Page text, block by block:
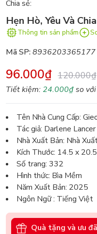
Chia sẻ:
Hẹn Hò, Yêu Và
Thông tin sản phẩm
Mã SP:8936203365177
96.000₫ 120.000₫
Tiết kiệm: 24.000₫so
Tên Nhà Cung Cấp:
Tác giả: Darlene Lancer
Nhà Xuất Bản: Nhà
Kích Thước: 14.5 x
Số trang: 332
Hình thức: Bìa Mềm
Năm Xuất Bản: 2025
Ngôn Ngữ : Tiếng Việt
Quà tặng và ưu